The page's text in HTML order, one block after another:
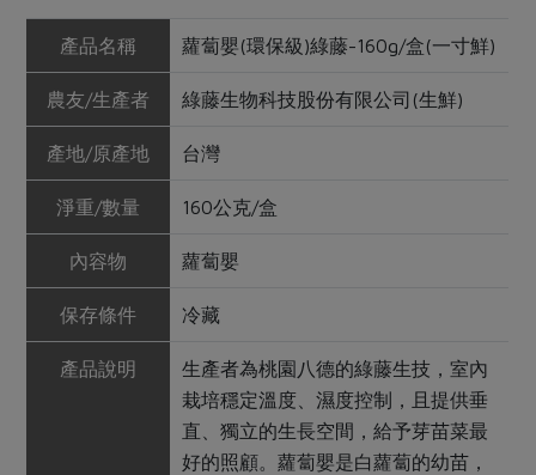
產品名稱 蘿蔔嬰(環保級)綠藤-160g/盒(一寸鮮)
農友/生產者 綠藤生物科技股份有限公司(生鮮)
產地/原產地 台灣
淨重/數量 160公克/盒
內容物 蘿蔔嬰
保存條件 冷藏
產品說明
生產者為桃園八德的綠藤生技，室內
栽培穩定溫度、濕度控制，且提供垂
直、獨立的生長空間，給予芽苗菜最
好的照顧。蘿蔔嬰是白蘿蔔的幼苗，